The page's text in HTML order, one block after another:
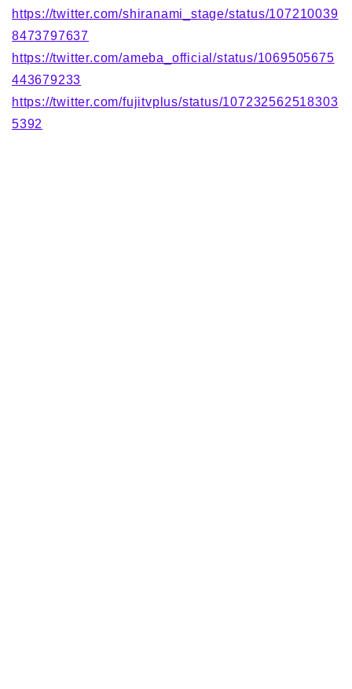
https://twitter.com/shiranami_stage/status/107210039
8473797637
https://twitter.com/ameba_official/status/1069505675
443679233
https://twitter.com/fujitvplus/status/107232562518303
5392